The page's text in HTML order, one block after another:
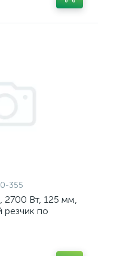
355
2700 Вт, 125 мм,
резчик по